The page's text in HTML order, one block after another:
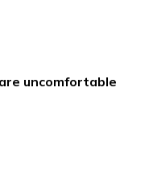
uncomfortable